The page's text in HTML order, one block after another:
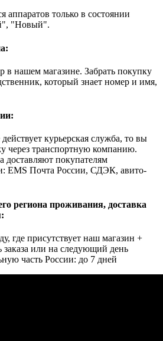
аппаратов только в состоянии
"Новый".
в нашем магазине. Забрать покупку
который знает номер и имя,
курьерская служба, то вы
через транспортную компанию.
доставляют покупателям
EMS Почта России, СДЭК, авито-
региона проживания, доставка
где присутствует наш магазин +
заказа или на следующий день
часть России: до 7 дней